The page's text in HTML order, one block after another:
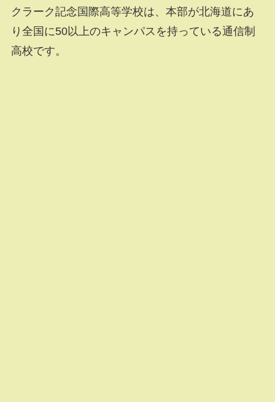
クラーク記念国際高等学校は、本部が北海道にあ
り全国に50以上のキャンパスを持っている通信制
高校です。